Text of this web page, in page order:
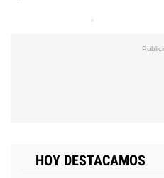
HOY DESTACAMOS